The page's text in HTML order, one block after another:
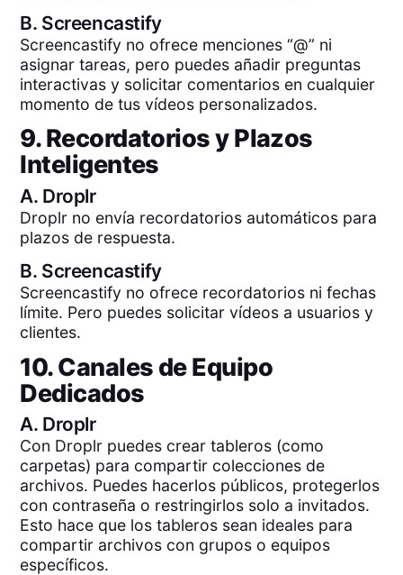
B. Screencastify
Screencastify no ofrece menciones “@” ni
asignar tareas, pero puedes añadir preguntas
interactivas y solicitar comentarios en cualquier
momento de tus vídeos personalizados.
9. Recordatorios y Plazos
Inteligentes
A. Droplr
Droplr no envía recordatorios automáticos para
plazos de respuesta.
B. Screencastify
Screencastify no ofrece recordatorios ni fechas
límite. Pero puedes solicitar vídeos a usuarios y
clientes.
10. Canales de Equipo
Dedicados
A. Droplr
Con Droplr puedes crear tableros (como
carpetas) para compartir colecciones de
archivos. Puedes hacerlos públicos, protegerlos
con contraseña o restringirlos solo a invitados.
Esto hace que los tableros sean ideales para
compartir archivos con grupos o equipos
específicos.